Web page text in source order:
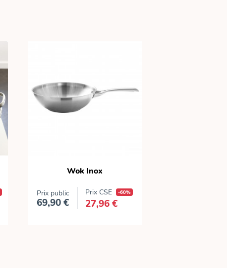
Wok Inox
Prix public
Prix
69,90 €
Prix CSE -60%
27,96 €